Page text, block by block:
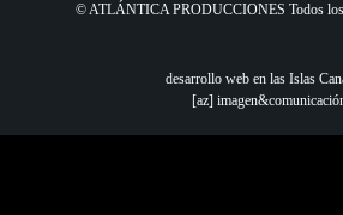
© ATLÁNTICA PRODUCCIONES Todos los
desarrollo web en las Islas
[az]